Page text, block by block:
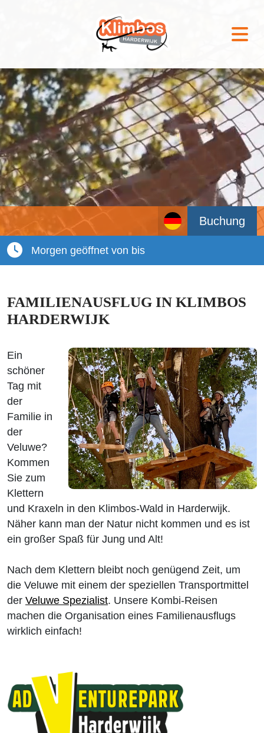
Buchung
Morgen geöffnet von bis
FAMILIENAUSFLUG IN KLIMBOS
HARDERWIJK
Ein
schöner
Tag mit
der
Familie in
der
Veluwe?
Kommen
Sie zum
Klettern
und Kraxeln in den Klimbos-Wald in Harderwijk.
Näher kann man der Natur nicht kommen und es ist
ein großer Spaß für Jung und Alt!
Nach dem Klettern bleibt noch genügend Zeit, um
die Veluwe mit einem der speziellen Transportmittel
der Veluwe Spezialist. Unsere Kombi-Reisen
machen die Organisation eines Familienausflugs
wirklich einfach!